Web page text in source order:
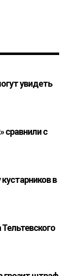
увидеть
сравнили с
в